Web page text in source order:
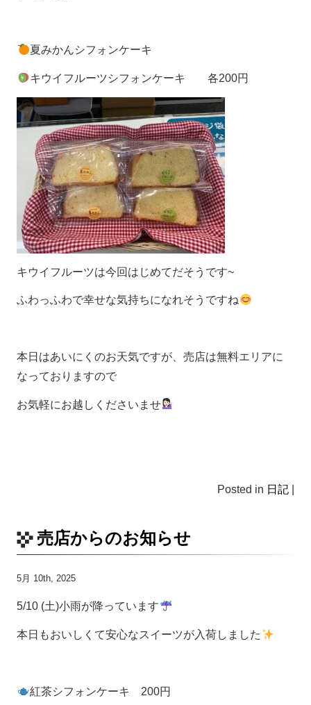
夏みかんシフォンケーキ
キウイフルーツシフォンケーキ 各200円
キウイフルーツは今回はじめてだそうです~
ふわっふわで幸せな気持ちになれそうですね
本日はあいにくのお天気ですが、売店は無料エリアに
なっておりますので
お気軽にお越しくださいませ
Posted in 日記|
売店からのお知らせ
5月 10th, 2025
5/10 (土)小雨が降っています
本日もおいしくて安心なスイーツが入荷しました
紅茶シフォンケーキ 200円